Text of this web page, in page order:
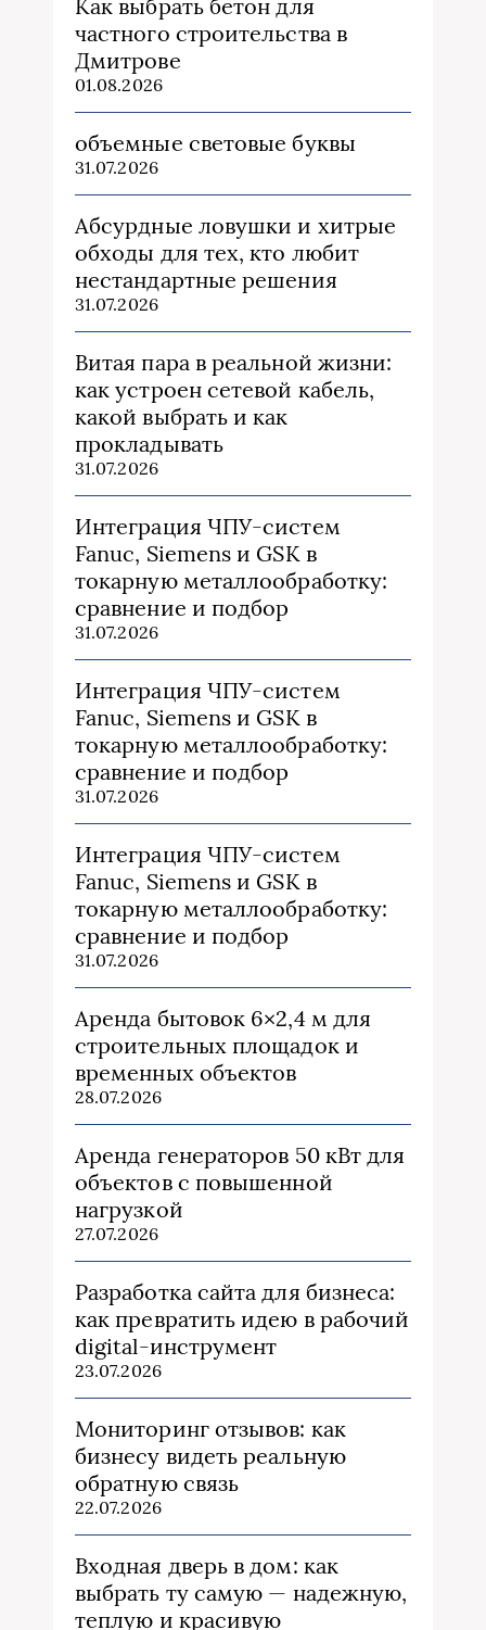
Как выбрать бетон для
частного строительства в
Дмитрове
01.08.2026
объемные световые буквы
31.07.2026
Абсурдные ловушки и хитрые
обходы для тех, кто любит
нестандартные решения
31.07.2026
Витая пара в реальной жизни:
как устроен сетевой кабель,
какой выбрать и как
прокладывать
31.07.2026
Интеграция ЧПУ-систем
Fanuc, Siemens и GSK в
токарную металлообработку:
сравнение и подбор
31.07.2026
Интеграция ЧПУ-систем
Fanuc, Siemens и GSK в
токарную металлообработку:
сравнение и подбор
31.07.2026
Интеграция ЧПУ-систем
Fanuc, Siemens и GSK в
токарную металлообработку:
сравнение и подбор
31.07.2026
Аренда бытовок 6×2,4 м для
строительных площадок и
временных объектов
28.07.2026
Аренда генераторов 50 кВт для
объектов с повышенной
нагрузкой
27.07.2026
Разработка сайта для бизнеса:
как превратить идею в рабочий
digital-инструмент
23.07.2026
Мониторинг отзывов: как
бизнесу видеть реальную
обратную связь
22.07.2026
Входная дверь в дом: как
выбрать ту самую — надежную,
теплую и красивую